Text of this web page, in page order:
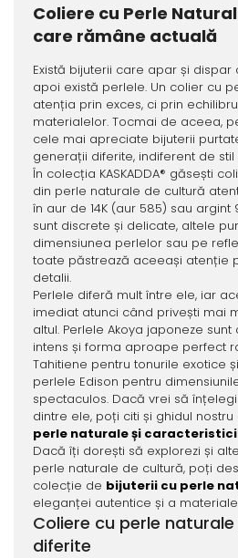
Coliere cu Perle
care rămâne actuală
Există bijuterii care apar și
apoi există perlele. Un colier cu
atenția prin exces, ci prin
materialelor. Tocmai de aceea,
cele mai apreciate bijuterii
generații diferite, indiferent de stil
În colecția KASKADDA® găsești
din perle naturale de cultură
în aur de 14K (aur 585) sau argint
sunt discrete și delicate, altele
dimensiunea perlelor sau pe
toate păstrează aceeași atenție
detalii.
Perlele diferă mult între ele, iar
imediat atunci când privești mai
altul. Perlele Akoya japoneze
intens și forma aproape perfect
Tahitiene pentru tonurile exotice
perlele Edison pentru
spectaculos. Dacă vrei să
dintre ele, poți citi și ghidul
perle naturale și
Dacă îți dorești să explorezi și
perle naturale de cultură, poți
colecție de bijuterii cu perle
eleganței autentice și a
Coliere cu perle
diferite